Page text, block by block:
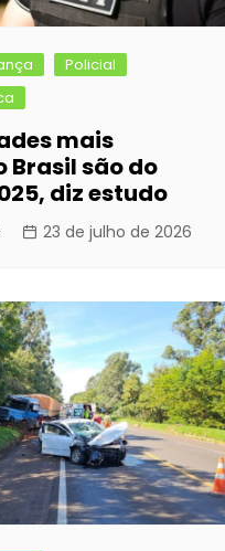
Policial
mais
Brasil são do
diz estudo
23 de julho de 2026